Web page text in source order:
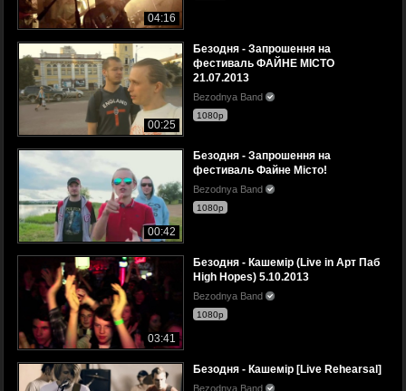
04:16
00:25
Безодня - Запрошення на
фестиваль ФАЙНЕ МІСТО
21.07.2013
Bezodnya Band
1080p
00:42
Безодня - Запрошення на
фестиваль Файне Місто!
Bezodnya Band
1080p
03:41
Безодня - Кашемір (Live in Арт Паб
High Hopes) 5.10.2013
Bezodnya Band
1080p
Безодня - Кашемір [Live Rehearsal]
Bezodnya Band